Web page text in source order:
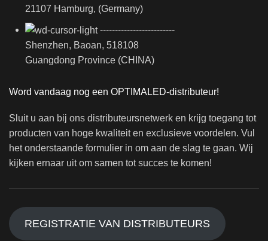
21107 Hamburg, (Germany)
-------------------------
Shenzhen, Baoan, 518108
Guangdong Province (CHINA)
Word vandaag nog een OPTIMALED-distributeur!
Sluit u aan bij ons distributeursnetwerk en krijg toegang tot
producten van hoge kwaliteit en exclusieve voordelen. Vul
het onderstaande formulier in om aan de slag te gaan. Wij
kijken ernaar uit om samen tot succes te komen!
REGISTRATIE VAN DISTRIBUTEURS